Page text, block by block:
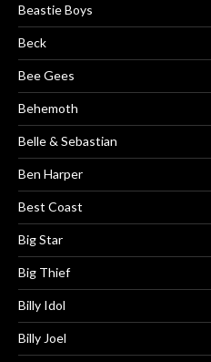
Beastie Boys
Beck
Bee Gees
Behemoth
Belle & Sebastian
Ben Harper
Best Coast
Big Star
Big Thief
Billy Idol
Billy Joel